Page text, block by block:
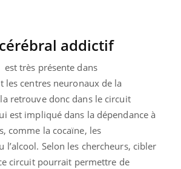
addictif
est très présente dans
les centres neuronaux de la
retrouve donc dans le circuit
est impliqué dans la dépendance à
comme la cocaïne, les
l’alcool. Selon les chercheurs, cibler
circuit pourrait permettre de